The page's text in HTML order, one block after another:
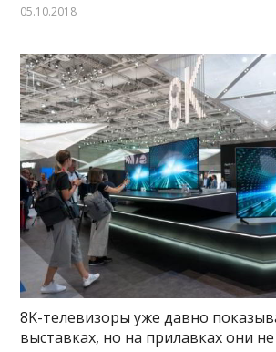
05.10.2018
8K-телевизоры уже давно
выставках, но на прилавках они